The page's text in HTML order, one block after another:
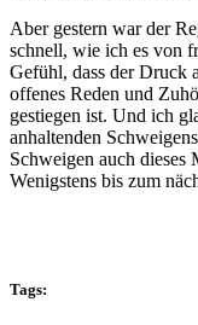
Aber gestern war der
schnell, wie ich es von
Gefühl, dass der Druck
offenes Reden und
gestiegen ist. Und ich
anhaltenden
Schweigen auch dieses
Wenigstens bis zum
Tags: